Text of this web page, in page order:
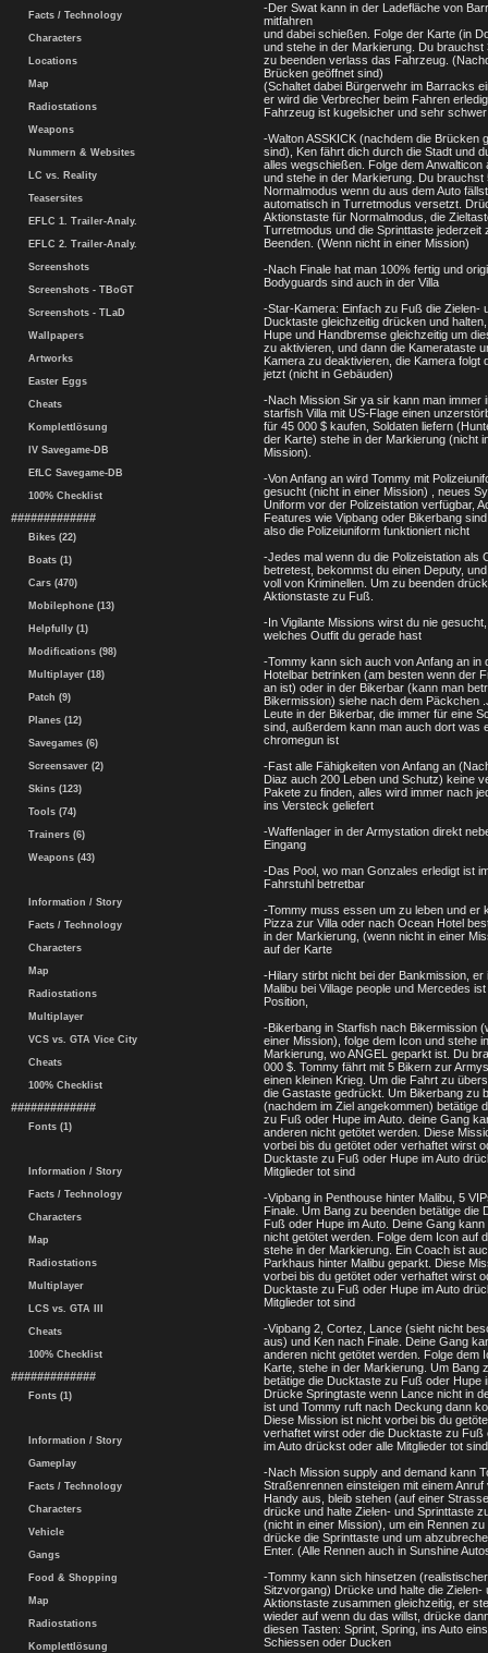
Facts / Technology
Characters
Locations
Map
Radiostations
Weapons
Nummern & Websites
LC vs. Reality
Teasersites
EFLC 1. Trailer-Analy.
EFLC 2. Trailer-Analy.
Screenshots
Screenshots - TBoGT
Screenshots - TLaD
Wallpapers
Artworks
Easter Eggs
Cheats
Komplettlösung
IV Savegame-DB
EfLC Savegame-DB
100% Checklist
#############
Bikes (22)
Boats (1)
Cars (470)
Mobilephone (13)
Helpfully (1)
Modifications (98)
Multiplayer (18)
Patch (9)
Planes (12)
Savegames (6)
Screensaver (2)
Skins (123)
Tools (74)
Trainers (6)
Weapons (43)
Information / Story
Facts / Technology
Characters
Map
Radiostations
Multiplayer
VCS vs. GTA Vice City
Cheats
100% Checklist
#############
Fonts (1)
Information / Story
Facts / Technology
Characters
Map
Radiostations
Multiplayer
LCS vs. GTA III
Cheats
100% Checklist
#############
Fonts (1)
Information / Story
Gameplay
Facts / Technology
Characters
Vehicle
Gangs
Food & Shopping
Map
Radiostations
Komplettlösung
-Der Swat kann in der Ladefläche von
mitfahren
und dabei schießen. Folge der Karte (in
und stehe in der Markierung. Du brauchst
zu beenden verlass das Fahrzeug.
Brücken geöffnet sind)
(Schaltet dabei Bürgerwehr im Barracks
er wird die Verbrecher beim Fahren
Fahrzeug ist kugelsicher und sehr schwer
-Walton ASSKICK (nachdem die Brücken
sind), Ken fährt dich durch die Stadt und
alles wegschießen. Folge dem Anwalticon
und stehe in der Markierung. Du brauchst
Normalmodus wenn du aus dem Auto
automatisch in Turretmodus versetzt.
Aktionstaste für Normalmodus, die
Turretmodus und die Sprinttaste jederzeit
Beenden. (Wenn nicht in einer Mission)
-Nach Finale hat man 100% fertig und
Bodyguards sind auch in der Villa
-Star-Kamera: Einfach zu Fuß die Zielen-
Ducktaste gleichzeitig drücken und
Hupe und Handbremse gleichzeitig um
zu aktivieren, und dann die Kamerataste
Kamera zu deaktivieren, die Kamera folgt
jetzt (nicht in Gebäuden)
-Nach Mission Sir ya sir kann man immer
starfish Villa mit US-Flage einen
für 45 000 $ kaufen, Soldaten liefern
der Karte) stehe in der Markierung (nicht
Mission).
-Von Anfang an wird Tommy mit
gesucht (nicht in einer Mission) , neues
Uniform vor der Polizeistation verfügbar,
Features wie Vipbang oder Bikerbang
also die Polizeiuniform funktioniert nicht
-Jedes mal wenn du die Polizeistation als
betretest, bekommst du einen Deputy,
voll von Kriminellen. Um zu beenden
Aktionstaste zu Fuß.
-In Vigilante Missions wirst du nie
welches Outfit du gerade hast
-Tommy kann sich auch von Anfang an in
Hotelbar betrinken (am besten wenn der
an ist) oder in der Bikerbar (kann man
Bikermission) siehe nach dem Päckchen
Leute in der Bikerbar, die immer für eine
sind, außerdem kann man auch dort was
chromegun ist
-Fast alle Fähigkeiten von Anfang an
Diaz auch 200 Leben und Schutz) keine
Pakete zu finden, alles wird immer nach
ins Versteck geliefert
-Waffenlager in der Armystation direkt
Eingang
-Das Pool, wo man Gonzales erledigt ist
Fahrstuhl betretbar
-Tommy muss essen um zu leben und er
Pizza zur Villa oder nach Ocean Hotel
in der Markierung, (wenn nicht in einer
auf der Karte
-Hilary stirbt nicht bei der Bankmission, er
Malibu bei Village people und Mercedes
Position,
-Bikerbang in Starfish nach Bikermission
einer Mission), folge dem Icon und stehe
Markierung, wo ANGEL geparkt ist. Du
000 $. Tommy fährt mit 5 Bikern zur
einen kleinen Krieg. Um die Fahrt zu
die Gastaste gedrückt. Um Bikerbang zu
(nachdem im Ziel angekommen) betätige
zu Fuß oder Hupe im Auto. deine Gang
anderen nicht getötet werden. Diese
vorbei bis du getötet oder verhaftet wirst
Ducktaste zu Fuß oder Hupe im Auto
Mitglieder tot sind
-Vipbang in Penthouse hinter Malibu, 5
Finale. Um Bang zu beenden betätige die
Fuß oder Hupe im Auto. Deine Gang
nicht getötet werden. Folge dem Icon auf
stehe in der Markierung. Ein Coach ist
Parkhaus hinter Malibu geparkt. Diese
vorbei bis du getötet oder verhaftet wirst
Ducktaste zu Fuß oder Hupe im Auto
Mitglieder tot sind
-Vipbang 2, Cortez, Lance (sieht nicht
aus) und Ken nach Finale. Deine Gang
anderen nicht getötet werden. Folge dem
Karte, stehe in der Markierung. Um Bang
betätige die Ducktaste zu Fuß oder Hupe
Drücke Springtaste wenn Lance nicht in
ist und Tommy ruft nach Deckung dann
Diese Mission ist nicht vorbei bis du
verhaftet wirst oder die Ducktaste zu Fuß
im Auto drückst oder alle Mitglieder tot sind
-Nach Mission supply and demand kann
Straßenrennen einsteigen mit einem Anruf
Handy aus, bleib stehen (auf einer
drücke und halte Zielen- und Sprinttaste
(nicht in einer Mission), um ein Rennen zu
drücke die Sprinttaste und um
Enter. (Alle Rennen auch in Sunshine
-Tommy kann sich hinsetzen
Sitzvorgang) Drücke und halte die Zielen-
Aktionstaste zusammen gleichzeitig, er
wieder auf wenn du das willst, drücke
diesen Tasten: Sprint, Spring, ins Auto
Schiessen oder Ducken